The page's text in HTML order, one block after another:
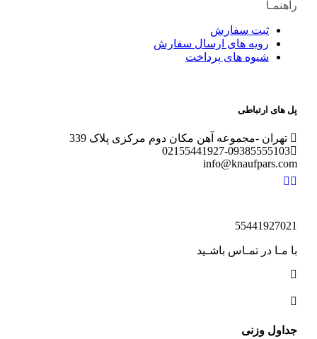
ثبت سفارش
رویه های ارسال سفارش
شیوه های پرداخت
ارتباطی
-مجموعه آهن مکان دوم مرکزی پلاک 339
02155441927-
55441927
در تمـاس باشـید
وزنی